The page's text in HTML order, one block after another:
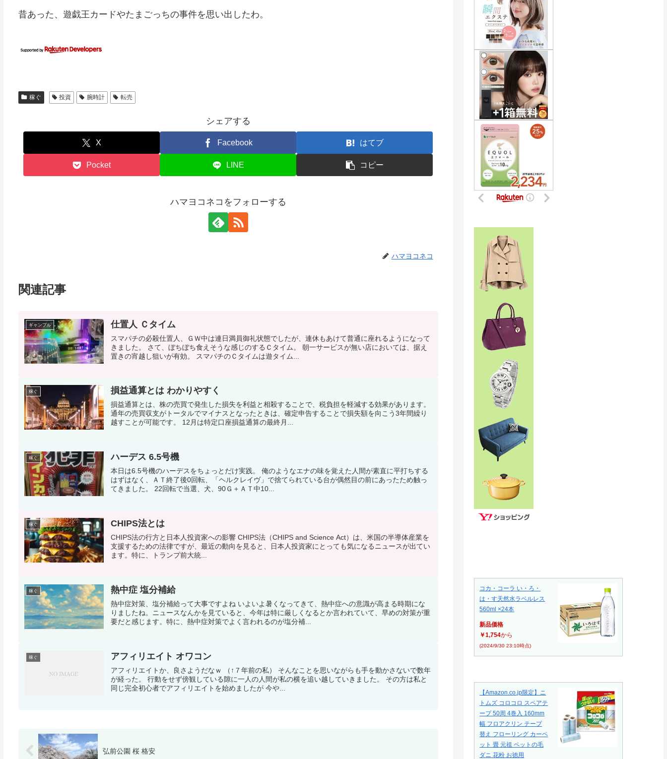
昔あった、遊戯王カードやたまごっちの事件を思い出したわ。
稼ぐ 投資 腕時計 転売
シェアする
X Facebook はてブ
Pocket LINE コピー
ハマヨコネコをフォローする
ハマヨコネコ
関連記事
ギャンブル 仕置人 Ｃタイム
スマパチの必殺仕置人、ＧＷ中は連日満員御礼状態でしたが、連休もあけて普通に座れるようになって
きました。 さて、ぼちぼち食えそうな感じのするＣタイム。 朝一サービスが無い店においては、据え
置きの宵越し狙いが有効。 スマパチのＣタイムは遊タイム...
稼ぐ 損益通算とは わかりやすく
損益通算とは、株の売買で発生した損失を利益と相殺することで、税負担を軽減する効果があります。
通年の売買収支がトータルでマイナスとなったときは、確定申告することで損失額を向こう3年間繰り
越すことが可能です。 12月は特定口座損益通算の最終月...
稼ぐ ハーデス 6.5号機
本日は6.5号機のハーデスをちょっとだけ実践。 俺のようなエナの味を覚えた人間が素直に平打ちする
はずはなく、ＡＴ終了後0回転、「ヘルクレイヴ」で捨てられている台が偶然目の前にあったため触っ
てきました。 22回転で当選、犬、90Ｇ＋ＡＴ中10...
稼ぐ CHIPS法とは
CHIPS法の行方と日本人投資家への影響 CHIPS法（CHIPS and Science Act）は、米国の半導体産業を
支援するための法律ですが、最近の動向を見ると、日本人投資家にとっても気になるニュースが出てい
ます。特に、トランプ前大統...
稼ぐ 熱中症 塩分補給
熱中症対策、塩分補給って大事ですよね いよいよ暑くなってきて、熱中症への意識が高まる時期にな
りましたね。ニュースなんかを見ていると、今年は特に厳しくなるとか言われていて、早めの対策が重
要だと感じます。特に、熱中症対策でよく言われるのが塩分補...
稼ぐ アフィリエイト オワコン
アフィリエイトか、良さようだなｗ （↑７年前の私） そんなことを思いながらも手を動かさないで数年
が経った。 行動をせず傍観している隙に一人の人間が私の横を追い越していきました。 その方は私と
同じ完全初心者でアフィリエイトを始めましたが 今や...
弘前公園 桜 格安
コカ・コーラ い・ろ・
は・す天然水ラベルレス
560ml ×24本
新品価格
￥1,754から
(2024/9/30 23:10時点)
【Amazon.co.jp限定】ニ
トムズ コロコロ スペアテ
ープ 50周 4巻入 160mm
幅 フロアクリン テープ
替え フローリング カーペ
ット 畳 元祖 ペットの毛
ダニ 花粉 お徳用